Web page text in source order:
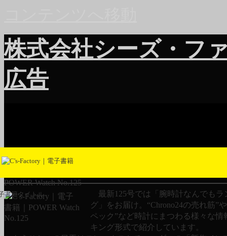
株式会社シーズ・フ
広告
書籍タイトル
POWER Watch No.125
最新125号では「腕時計なんでもラ
グ」をお届け。“Chrono24の売れ筋”
ペック”など時計にまつわる様々な情
キング形式で紹介しています。